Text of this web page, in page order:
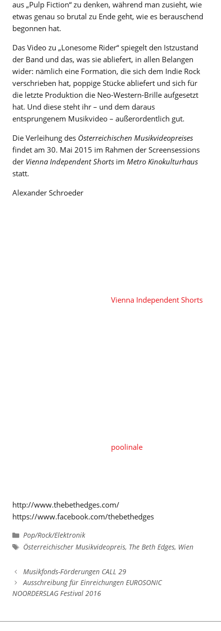
aus „Pulp Fiction“ zu denken, während man zusieht, wie
etwas genau so brutal zu Ende geht, wie es berauschend
begonnen hat.
Das Video zu „Lonesome Rider“ spiegelt den Istzustand
der Band und das, was sie abliefert, in allen Belangen
wider: nämlich eine Formation, die sich dem Indie Rock
verschrieben hat, poppige Stücke abliefert und sich für
die letzte Produktion die Neo-Western-Brille aufgesetzt
hat. Und diese steht ihr – und dem daraus
entsprungenem Musikvideo – außerordentlich gut.
Die Verleihung des Österreichischen Musikvideopreises
findet am 30. Mai 2015 im Rahmen der Screensessions
der Vienna Independent Shorts im Metro Kinokulturhaus
statt.
Alexander Schroeder
Vienna Independent Shorts
poolinale
http://www.thebethedges.com/
https://www.facebook.com/thebethedges
Kategorien
Pop/Rock/Elektronik
Schlagwörter
Österreichischer Musikvideopreis, The Beth Edges, Wien
Musikfonds-Förderungen CALL 29
Ausschreibung für Einreichungen EUROSONIC
NOORDERSLAG Festival 2016